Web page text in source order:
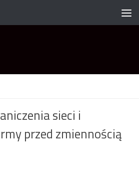
sieci i
przed zmiennością